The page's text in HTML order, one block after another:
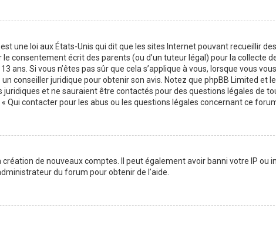
une loi aux États-Unis qui dit que les sites Internet pouvant recueillir des
consentement écrit des parents (ou d’un tuteur légal) pour la collecte
Si vous n’êtes pas sûr que cela s’applique à vous, lorsque vous vous
conseiller juridique pour obtenir son avis. Notez que phpBB Limited et
et ne sauraient être contactés pour des questions légales de
Qui contacter pour les abus ou les questions légales concernant ce forum
de nouveaux comptes. Il peut également avoir banni votre IP ou
du forum pour obtenir de l’aide.